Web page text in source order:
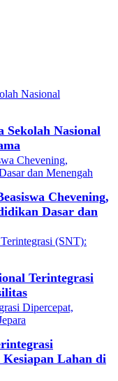
Sekolah Nasional
Chevening,
Dasar dan
Terintegrasi
Lahan di